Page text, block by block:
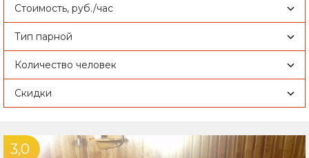
Стоимость, руб./час
Тип парной
Количество человек
Скидки
3,0